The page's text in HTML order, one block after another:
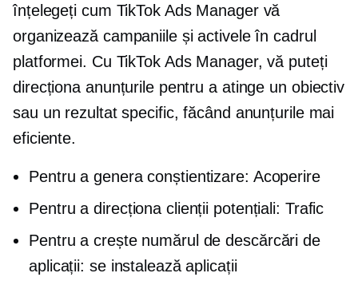
înțelegeți cum TikTok Ads Manager vă
organizează campaniile și activele în cadrul
platformei. Cu TikTok Ads Manager, vă puteți
direcționa anunțurile pentru a atinge un obiectiv
sau un rezultat specific, făcând anunțurile mai
eficiente.
Pentru a genera conștientizare: Acoperire
Pentru a direcționa clienții potențiali: Trafic
Pentru a crește numărul de descărcări de
aplicații: se instalează aplicații